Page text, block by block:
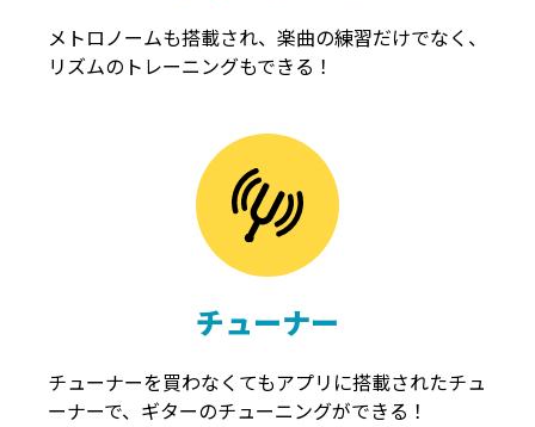
メトロノームも搭載され、楽曲の練習だけでなく、
リズムのトレーニングもできる！
チューナー
チューナーを買わなくてもアプリに搭載されたチュ
ーナーで、ギターのチューニングができる！